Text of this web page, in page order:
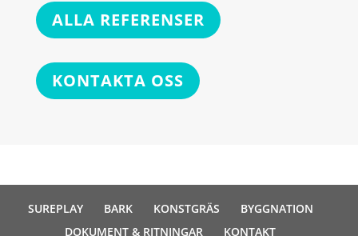
ALLA REFERENSER
KONTAKTA OSS
SUREPLAY BARK KONSTGRÄS
BYGGNATION
DOKUMENT & RITNINGAR
KONTAKT